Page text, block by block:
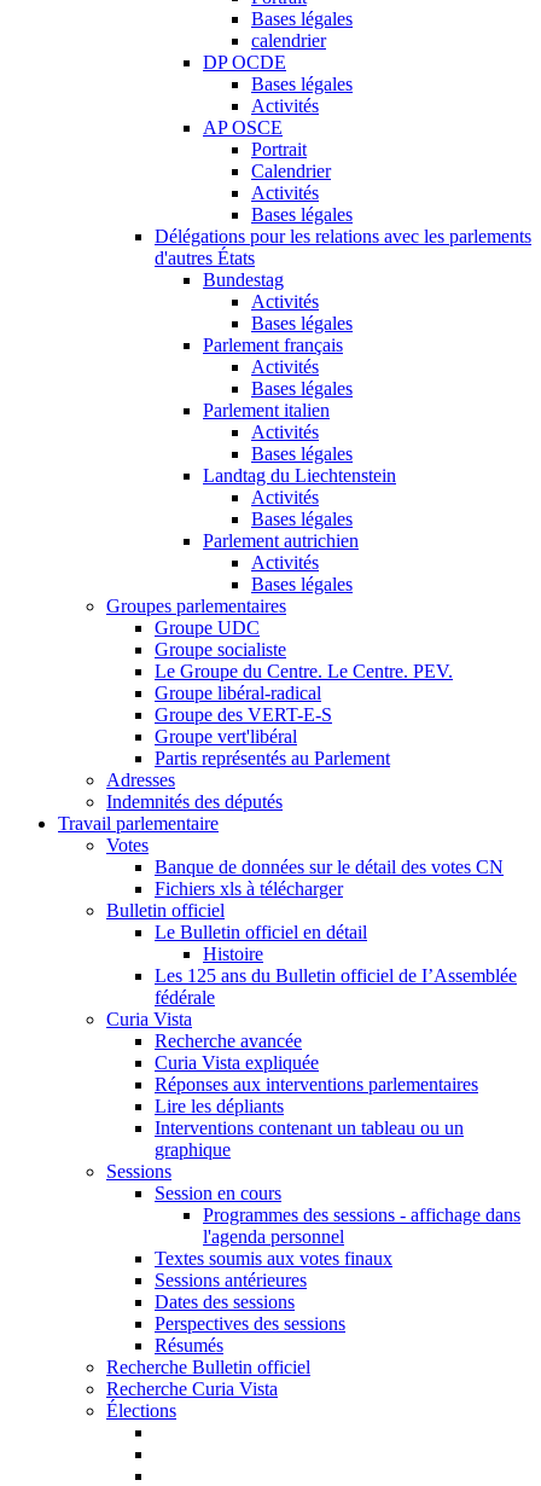
Bases légales
calendrier
DP OCDE
Bases légales
Activités
AP OSCE
Portrait
Calendrier
Activités
Bases légales
Délégations pour les relations avec les parlements
d'autres États
Bundestag
Activités
Bases légales
Parlement français
Activités
Bases légales
Parlement italien
Activités
Bases légales
Landtag du Liechtenstein
Activités
Bases légales
Parlement autrichien
Activités
Bases légales
Groupes parlementaires
Groupe UDC
Groupe socialiste
Le Groupe du Centre. Le Centre. PEV.
Groupe libéral-radical
Groupe des VERT-E-S
Groupe vert'libéral
Partis représentés au Parlement
Adresses
Indemnités des députés
Travail parlementaire
Votes
Banque de données sur le détail des votes CN
Fichiers xls à télécharger
Bulletin officiel
Le Bulletin officiel en détail
Histoire
Les 125 ans du Bulletin officiel de I’Assemblée
fédérale
Curia Vista
Recherche avancée
Curia Vista expliquée
Réponses aux interventions parlementaires
Lire les dépliants
Interventions contenant un tableau ou un
graphique
Sessions
Session en cours
Programmes des sessions - affichage dans
l'agenda personnel
Textes soumis aux votes finaux
Sessions antérieures
Dates des sessions
Perspectives des sessions
Résumés
Recherche Bulletin officiel
Recherche Curia Vista
Élections